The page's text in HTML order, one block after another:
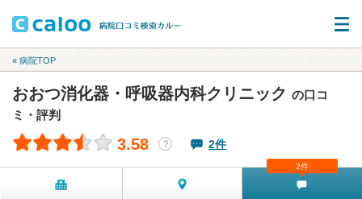
« 病院TOP
おおつ消化器・呼吸器内科クリニック の口コ
ミ・評判
3.58 ？ 2件
2件